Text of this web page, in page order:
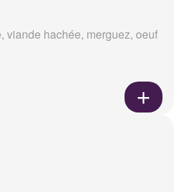
viande hachée, merguez, oeuf